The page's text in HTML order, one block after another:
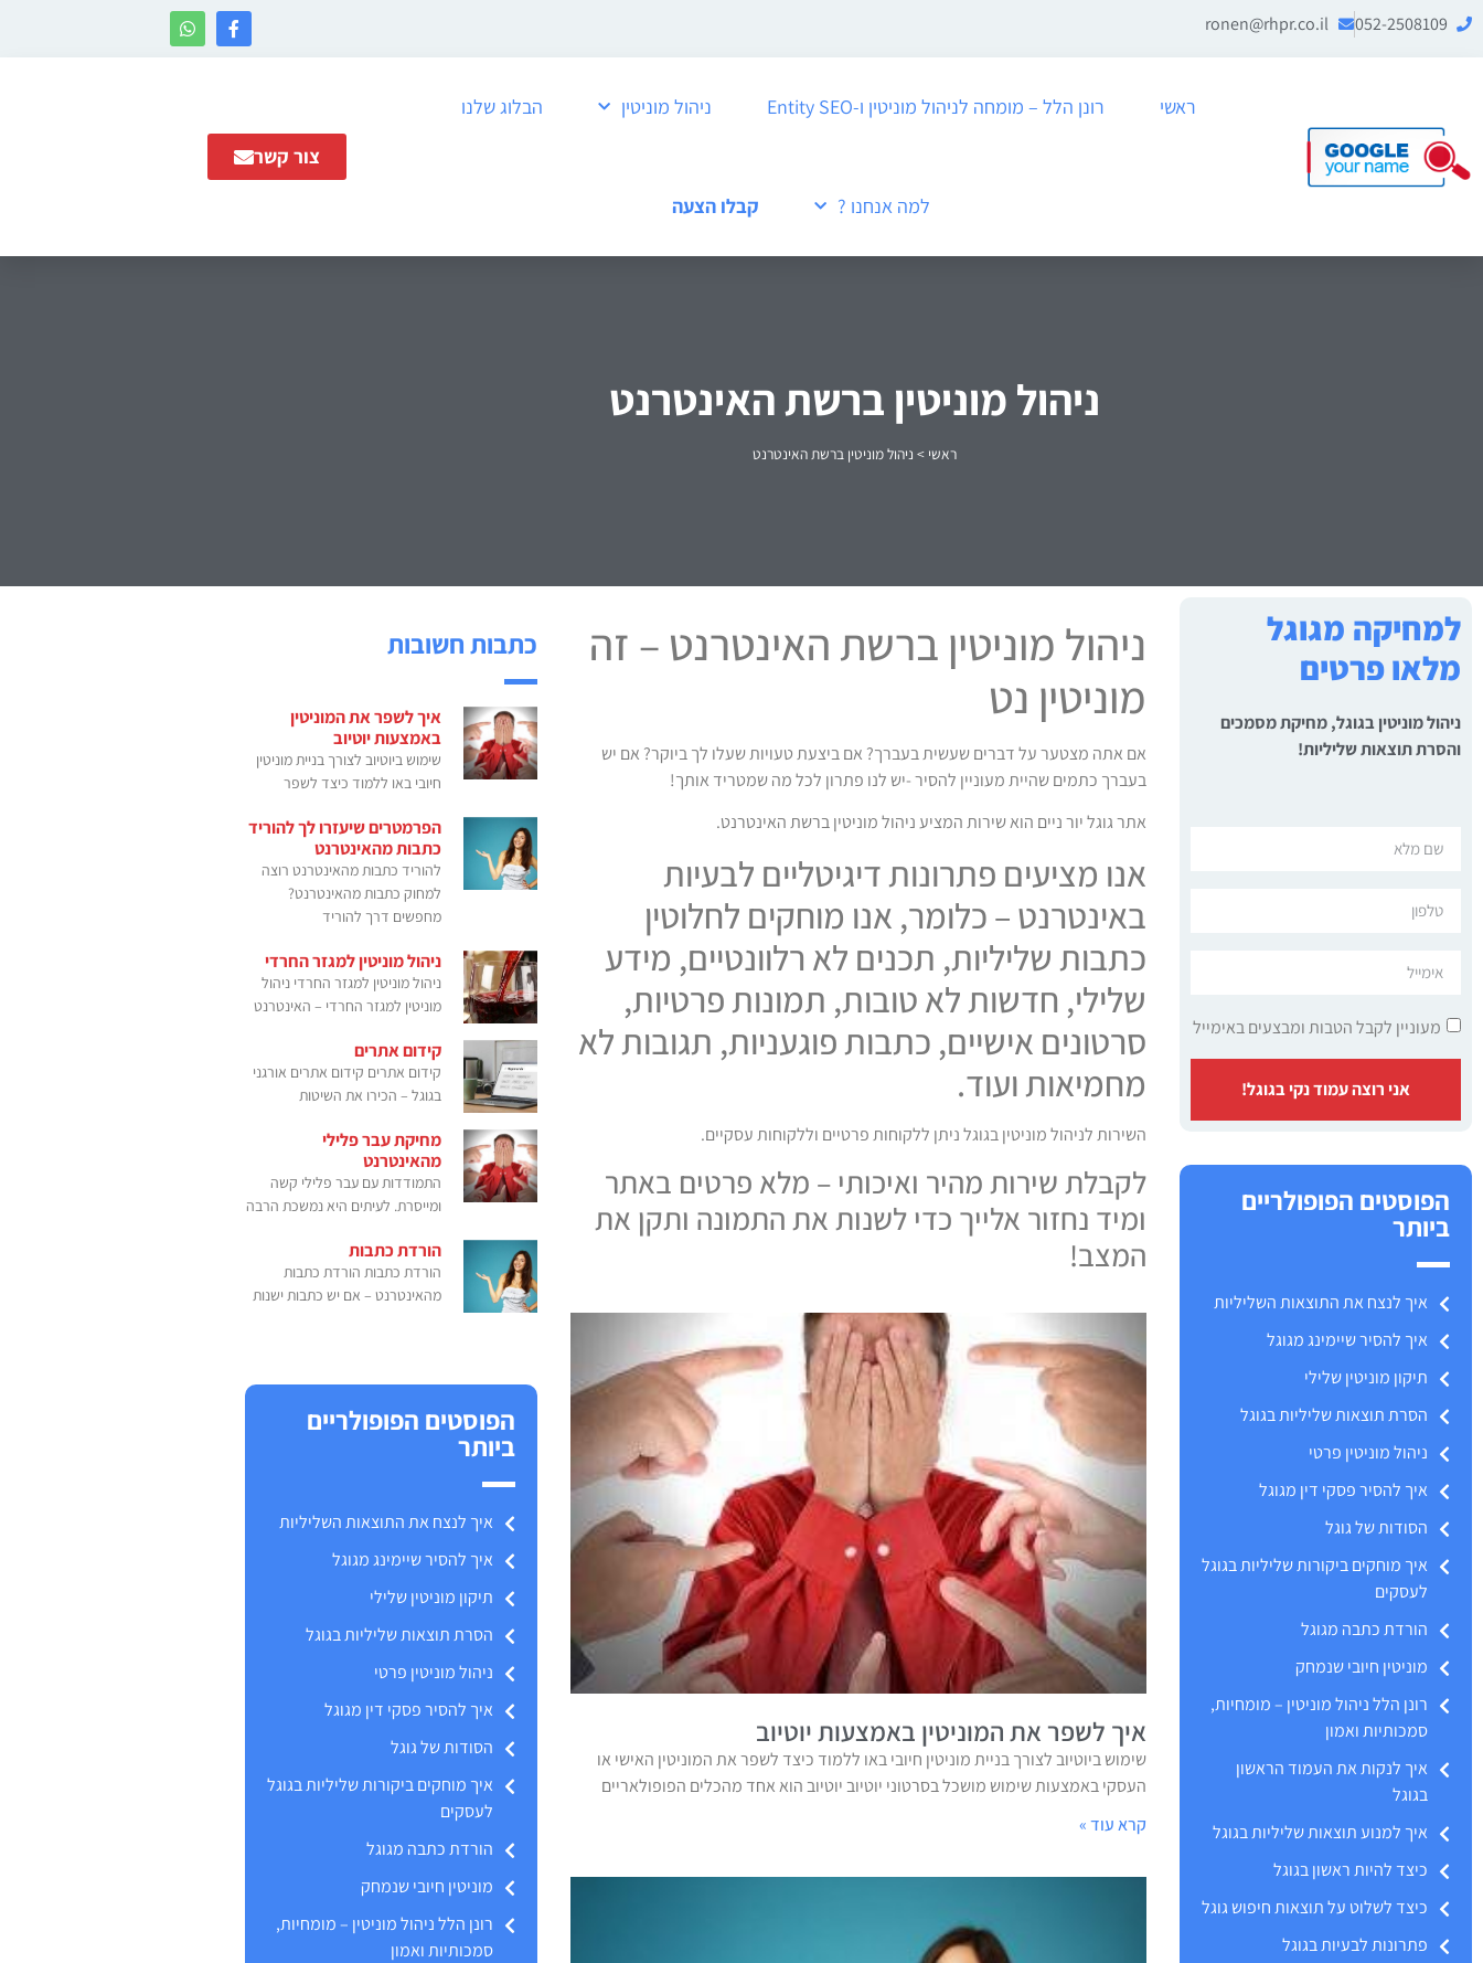
052-2508109
ronen@rhpr.co.il
ראשי רונן הלל – מומחה לניהול מוניטין ו-Entity SEO ניהול מוניטין הבלוג שלנו
למה אנחנו ? קבלו הצעה
צור קשר
ניהול מוניטין ברשת האינטרנט
ראשי > ניהול מוניטין ברשת האינטרנט
למחיקה מגוגל
מלאו פרטים
ניהול מוניטין בגוגל, מחיקת מסמכים
והסרת תוצאות שליליות!
מעוניין לקבל הטבות ומבצעים באימייל
אני רוצה עמוד נקי בגוגל!
הפוסטים הפופולריים
ביותר
איך לנצח את התוצאות השליליות
איך להסיר שיימינג מגוגל
תיקון מוניטין שלילי
הסרת תוצאות שליליות בגוגל
ניהול מוניטין פרטי
איך להסיר פסקי דין מגוגל
הסודות של גוגל
איך מוחקים ביקורות שליליות בגוגל
לעסקים
הורדת כתבה מגוגל
מוניטין חיובי שנמחק
רונן הלל ניהול מוניטין – מומחיות,
סמכותיות ואמון
איך לנקות את העמוד הראשון
בגוגל
איך למנוע תוצאות שליליות בגוגל
כיצד להיות ראשון בגוגל
כיצד לשלוט על תוצאות חיפוש גוגל
פתרונות לבעיות בגוגל
ניהול מוניטין ברשת האינטרנט – זה
מוניטין נט
אם אתה מצטער על דברים שעשית בעברך? אם ביצעת טעויות שעלו לך ביוקר? אם יש
בעברך כתמים שהיית מעוניין להסיר -יש לנו פתרון לכל מה שמטריד אותך!
אתר גוגל יור ניים הוא שירות המציע ניהול מוניטין ברשת האינטרנט.
אנו מציעים פתרונות דיגיטליים לבעיות
באינטרנט – כלומר, אנו מוחקים לחלוטין
כתבות שליליות, תכנים לא רלוונטיים, מידע
שלילי, חדשות לא טובות, תמונות פרטיות,
סרטונים אישיים, כתבות פוגעניות, תגובות לא
מחמיאות ועוד.
השירות לניהול מוניטין בגוגל ניתן ללקוחות פרטיים וללקוחות עסקיים.
לקבלת שירות מהיר ואיכותי – מלא פרטים באתר
ומיד נחזור אלייך כדי לשנות את התמונה ותקן את
המצב!
איך לשפר את המוניטין באמצעות יוטיוב
שימוש ביוטיוב לצורך בניית מוניטין חיובי באו ללמוד כיצד לשפר את המוניטין האישי או
העסקי באמצעות שימוש מושכל בסרטוני יוטיוב יוטיוב הוא אחד מהכלים הפופולאריים
קרא עוד »
כתבות חשובות
איך לשפר את המוניטין
באמצעות יוטיוב
שימוש ביוטיוב לצורך בניית מוניטין
חיובי באו ללמוד כיצד לשפר
הפרמטרים שיעזרו לך להוריד
כתבות מהאינטרנט
להוריד כתבות מהאינטרנט רוצה
למחוק כתבות מהאינטרנט?
מחפשים דרך להוריד
ניהול מוניטין למגזר החרדי
ניהול מוניטין למגזר החרדי ניהול
מוניטין למגזר החרדי – האינטרנט
קידום אתרים
קידום אתרים קידום אתרים אורגני
בגוגל – הכירו את השיטות
מחיקת עבר פלילי
מהאינטרנט
התמודדות עם עבר פלילי קשה
ומייסרת. לעיתים היא נמשכת הרבה
הורדת כתבות
הורדת כתבות הורדת כתבות
מהאינטרנט – אם יש כתבות ישנות
הפוסטים הפופולריים
ביותר
איך לנצח את התוצאות השליליות
איך להסיר שיימינג מגוגל
תיקון מוניטין שלילי
הסרת תוצאות שליליות בגוגל
ניהול מוניטין פרטי
איך להסיר פסקי דין מגוגל
הסודות של גוגל
איך מוחקים ביקורות שליליות בגוגל
לעסקים
הורדת כתבה מגוגל
מוניטין חיובי שנמחק
רונן הלל ניהול מוניטין – מומחיות,
סמכותיות ואמון